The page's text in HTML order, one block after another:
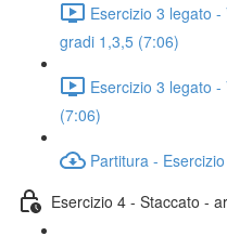
Esercizio 3 legato -
gradi 1,3,5 (7:06)
Esercizio 3 legato
(7:06)
Partitura -
Esercizio 4 - Staccato -